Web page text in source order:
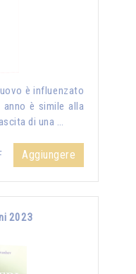
è influenzato
è simile alla
di una …
Aggiungere
2023